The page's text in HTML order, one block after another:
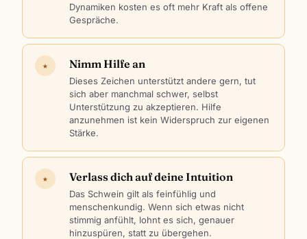
Dynamiken kosten es oft mehr Kraft als offene
Gespräche.
★ Nimm Hilfe an
Dieses Zeichen unterstützt andere gern, tut
sich aber manchmal schwer, selbst
Unterstützung zu akzeptieren. Hilfe
anzunehmen ist kein Widerspruch zur eigenen
Stärke.
★ Verlass dich auf deine Intuition
Das Schwein gilt als feinfühlig und
menschenkundig. Wenn sich etwas nicht
stimmig anfühlt, lohnt es sich, genauer
hinzuspüren, statt zu übergehen.